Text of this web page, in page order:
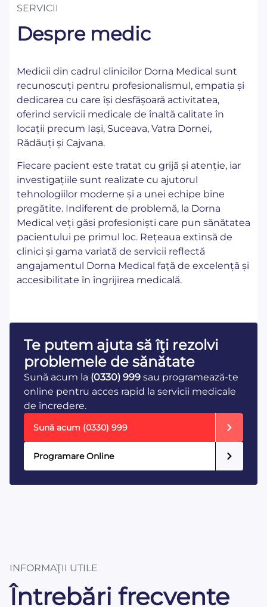
SERVICII
Despre medic
Medicii din cadrul clinicilor Dorna Medical sunt
recunoscuți pentru profesionalismul, empatia și
dedicarea cu care își desfășoară activitatea,
oferind servicii medicale de înaltă calitate în
locații precum Iași, Suceava, Vatra Dornei,
Rădăuți și Cajvana.
Fiecare pacient este tratat cu grijă și atenție, iar
investigațiile sunt realizate cu ajutorul
tehnologiilor moderne și a unei echipe bine
pregătite. Indiferent de problemă, la Dorna
Medical veți găsi profesioniști care pun sănătatea
pacientului pe primul loc. Rețeaua extinsă de
clinici și gama variată de servicii reflectă
angajamentul Dorna Medical față de excelență și
accesibilitate în îngrijirea medicală.
Te putem ajuta să îţi rezolvi
problemele de sănătate
Sună acum la (0330) 999 sau programează-te
online pentru acces rapid la servicii medicale
de încredere.
Sună acum (0330) 999
Programare Online
INFORMAŢII UTILE
Întrebări frecvente